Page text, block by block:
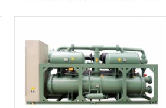
de température entre la température de sortie
petite,et la résistance le long du chemin est petit.
Il convient aux unités avec une grande
circulation et un bon refroidissement effet.